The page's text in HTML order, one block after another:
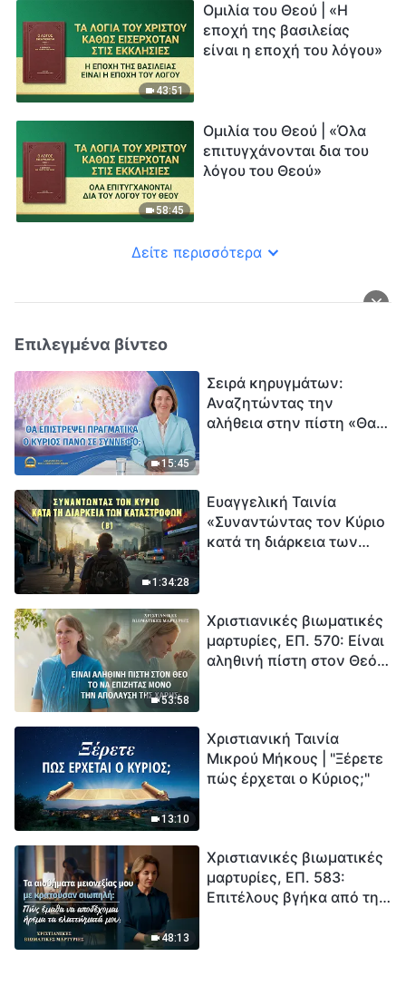
43:51
Ομιλία του Θεού | «Η
εποχή της βασιλείας
είναι η εποχή του λόγου»
58:45
Ομιλία του Θεού | «Όλα
επιτυγχάνονται δια του
λόγου του Θεού»
Δείτε περισσότερα
Επιλεγμένα βίντεο
15:45
Σειρά κηρυγμάτων:
Αναζητώντας την
αλήθεια στην πίστη «Θα
1:34:28
Ευαγγελική Ταινία
«Συναντώντας τον Κύριο
κατά τη διάρκεια των
εξαφάνισης». Οι
καταστροφές χτυπούν.
Ξεκινά η αντίστροφη
53:58
Χριστιανικές βιωματικές
μαρτυρίες, ΕΠ. 570: Είναι
αληθινή πίστη στον Θεό
13:10
Χριστιανική Ταινία
Μικρού Μήκους | "Ξέρετε
πώς έρχεται ο Κύριος;"
48:13
Χριστιανικές βιωματικές
μαρτυρίες, ΕΠ. 583:
Επιτέλους βγήκα από τη